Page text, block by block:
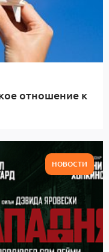
отношение к
НОВОСТИ